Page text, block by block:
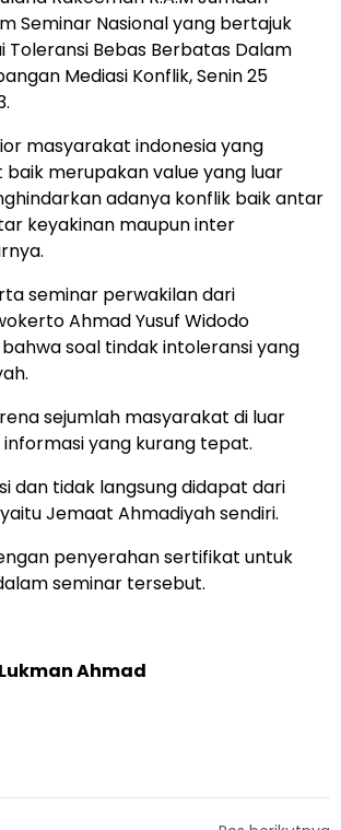
Seminar Nasional yang bertajuk
Toleransi Bebas Berbatas Dalam
Mediasi Konflik, Senin 25
masyarakat indonesia yang
baik merupakan value yang luar
adanya konflik baik antar
keyakinan maupun inter
seminar perwakilan dari
Ahmad Yusuf Widodo
soal tindak intoleransi yang
sejumlah masyarakat di luar
yang kurang tepat.
dan tidak langsung didapat dari
Jemaat Ahmadiyah sendiri.
penyerahan sertifikat untuk
seminar tersebut.
Ahmad